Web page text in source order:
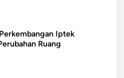
Iptek
Ruang